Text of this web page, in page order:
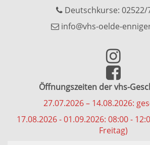
Deutschkurse: 02522/
info@vhs-oelde-
Öffnungszeiten der vhs-
27.07.2026 – 14.08.2026:
17.08.2026 - 01.09.2026: 08:00 -
Freitag)